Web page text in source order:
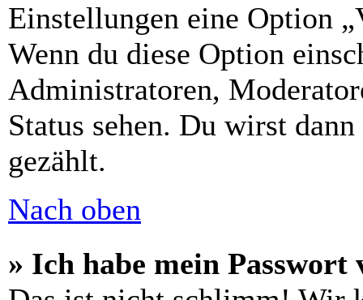
Einstellungen eine Option
Wenn du diese Option
Administratoren,
Status sehen. Du wirst
gezählt.
Nach oben
» Ich habe mein Passwort